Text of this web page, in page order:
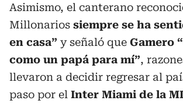
Asimismo, el canterano
Millonarios siempre se ha
en casa” y señaló que Gamero
como un papá para mí”,
llevaron a decidir regresar al
paso por el Inter Miami de la